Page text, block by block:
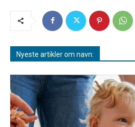
Nyeste artikler om navn: